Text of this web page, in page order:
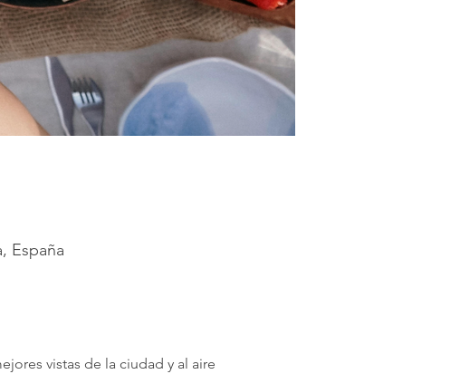
España
vistas de la ciudad y al aire